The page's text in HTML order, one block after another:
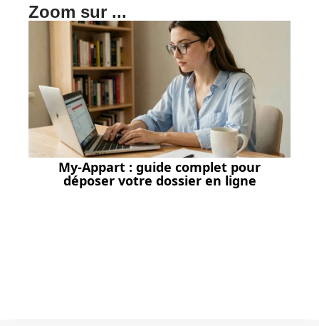
Zoom sur ...
My-Appart : guide complet pour
déposer votre dossier en ligne